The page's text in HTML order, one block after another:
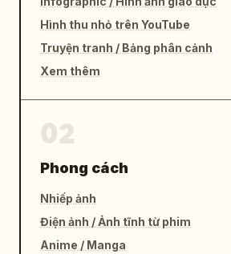
Hình thu nhỏ trên YouTube
Truyện tranh / Bảng phân cảnh
Xem thêm
Phong cách
Nhiếp ảnh
Điện ảnh / Ảnh tĩnh từ phim
Anime / Manga